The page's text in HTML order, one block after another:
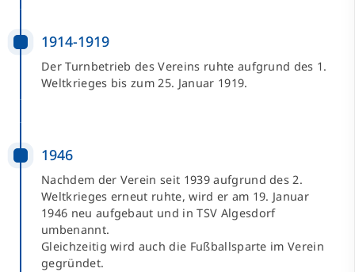
1914-1919
Der Turnbetrieb des Vereins ruhte aufgrund des 1.
Weltkrieges bis zum 25. Januar 1919.
1946
Nachdem der Verein seit 1939 aufgrund des 2.
Weltkrieges erneut ruhte, wird er am 19. Januar
1946 neu aufgebaut und in TSV Algesdorf
umbenannt.
Gleichzeitig wird auch die Fußballsparte im Verein
gegründet.